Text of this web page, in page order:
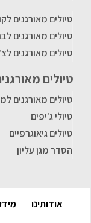
טיולים מאורגנים
טיולים מאורגנים
טיולים מאורגנים
טיולים
טיולים מאורגנים
טיולי ג'יפים
טיולים גיאוגרפיים
הסדר מגן עליון
אודותינו